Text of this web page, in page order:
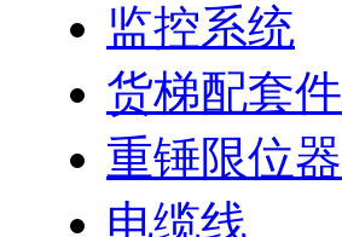
监控系统
货梯配套件
重锤限位器
电缆线